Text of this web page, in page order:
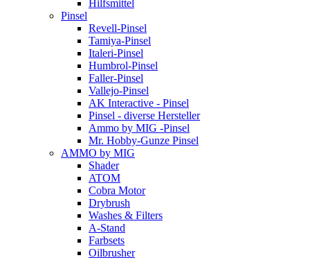
Hilfsmittel
Pinsel
Revell-Pinsel
Tamiya-Pinsel
Italeri-Pinsel
Humbrol-Pinsel
Faller-Pinsel
Vallejo-Pinsel
AK Interactive - Pinsel
Pinsel - diverse Hersteller
Ammo by MIG -Pinsel
Mr. Hobby-Gunze Pinsel
AMMO by MIG
Shader
ATOM
Cobra Motor
Drybrush
Washes & Filters
A-Stand
Farbsets
Oilbrusher